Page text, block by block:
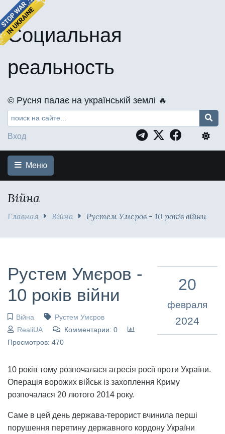
Социальная
реальность
©️ Русня палає на українській землі 🔥
Вход
Меню
Війна
Главная Війна Рустем Умєров - 10 років війни
Рустем Умєров -
10 років війни
Війна
Рустем Умєров
RealiUA
Комментарии: 0
Просмотров: 470
20
февраля
2024
10 років тому розпочалася агресія росії проти України.
Операція ворожих військ із захоплення Криму
розпочалася 20 лютого 2014 року.
Саме в цей день держава-терорист вчинила перші
порушення перетину державного кордону України